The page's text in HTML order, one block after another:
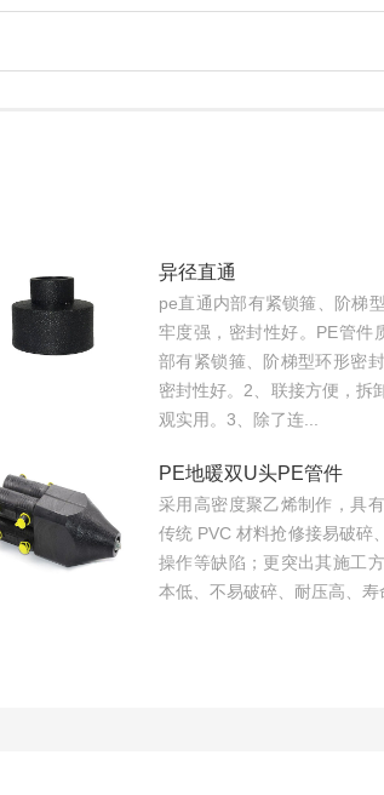
异径直通
pe直通内部有紧锁箍、阶梯
牢度强，密封性好。PE管件
部有紧锁箍、阶梯型环形密
密封性好。2、联接方便，拆
观实用。3、除了连...
PE地暖双U头PE管件
采用高密度聚乙烯制作，具
传统 PVC 材料抢修接易破碎
操作等缺陷；更突出其施工
本低、不易破碎、耐压高、寿